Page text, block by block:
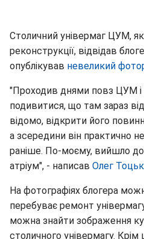
Столичний універмаг ЦУМ,
реконструкції, відвідав
опублікував невеликий
"Проходив днями повз ЦУМ і
подивитися, що там зараз
відомо, відкрити його
а зсередини він практично
раніше. По-моєму, вийшло
атріум", - написав Олег
На фотографіях блогера
перебуває ремонт
можна знайти зображення
столичного універмагу.